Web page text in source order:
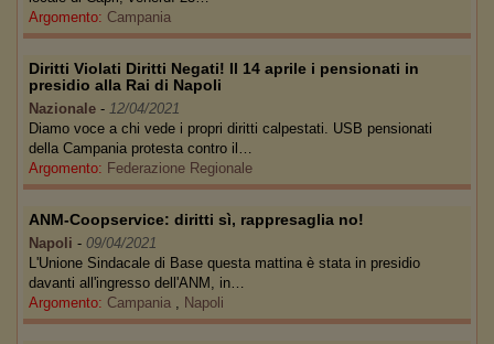
Argomento: Campania
Diritti Violati Diritti Negati! Il 14 aprile i pensionati in
presidio alla Rai di Napoli
Nazionale - 12/04/2021
Diamo voce a chi vede i propri diritti calpestati. USB pensionati
della Campania protesta contro il…
Argomento: Federazione Regionale
ANM-Coopservice: diritti sì, rappresaglia no!
Napoli - 09/04/2021
L'Unione Sindacale di Base questa mattina è stata in presidio
davanti all'ingresso dell'ANM, in…
Argomento: Campania , Napoli